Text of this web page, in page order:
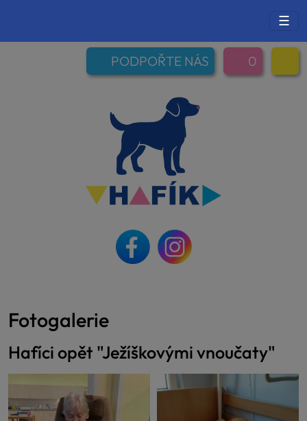
☰
PODPOŘTE NÁS 0
Fotogalerie
Hafíci opět "Ježíškovými vnoučaty"